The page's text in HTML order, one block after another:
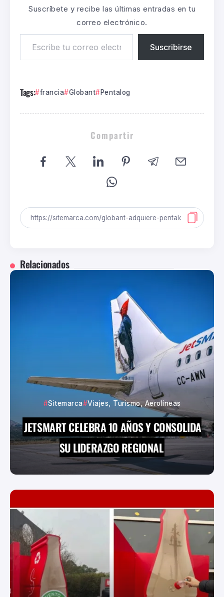
Suscríbete y recibe las últimas entradas en tu
correo electrónico.
Suscribirse
Tags: francia Globant Pentalog
Compartir
Relacionados
Sitemarca Viajes, Turismo, Aerolíneas
JETSMART CELEBRA 10 AÑOS Y CONSOLIDA
SU LIDERAZGO REGIONAL